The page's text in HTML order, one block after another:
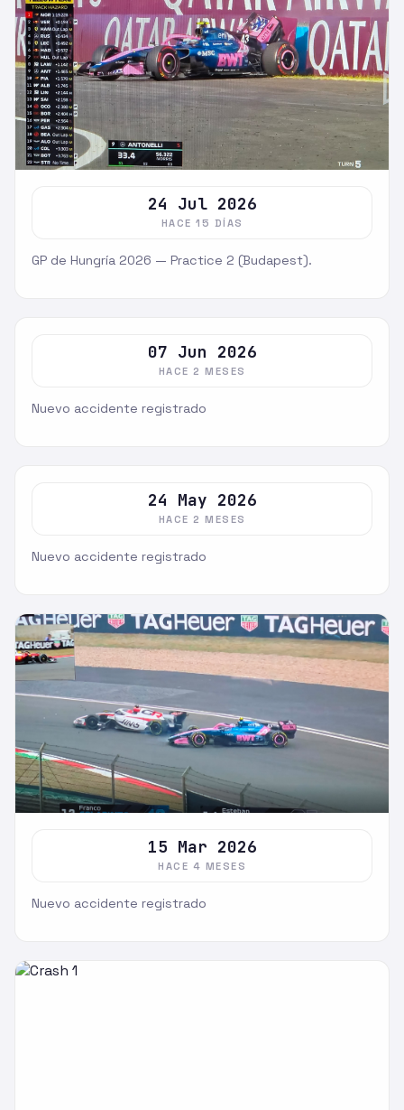
24 Jul 2026
HACE 15 DÍAS
GP de Hungría 2026 — Practice 2 (Budapest).
07 Jun 2026
HACE 2 MESES
Nuevo accidente registrado
24 May 2026
HACE 2 MESES
Nuevo accidente registrado
15 Mar 2026
HACE 4 MESES
Nuevo accidente registrado